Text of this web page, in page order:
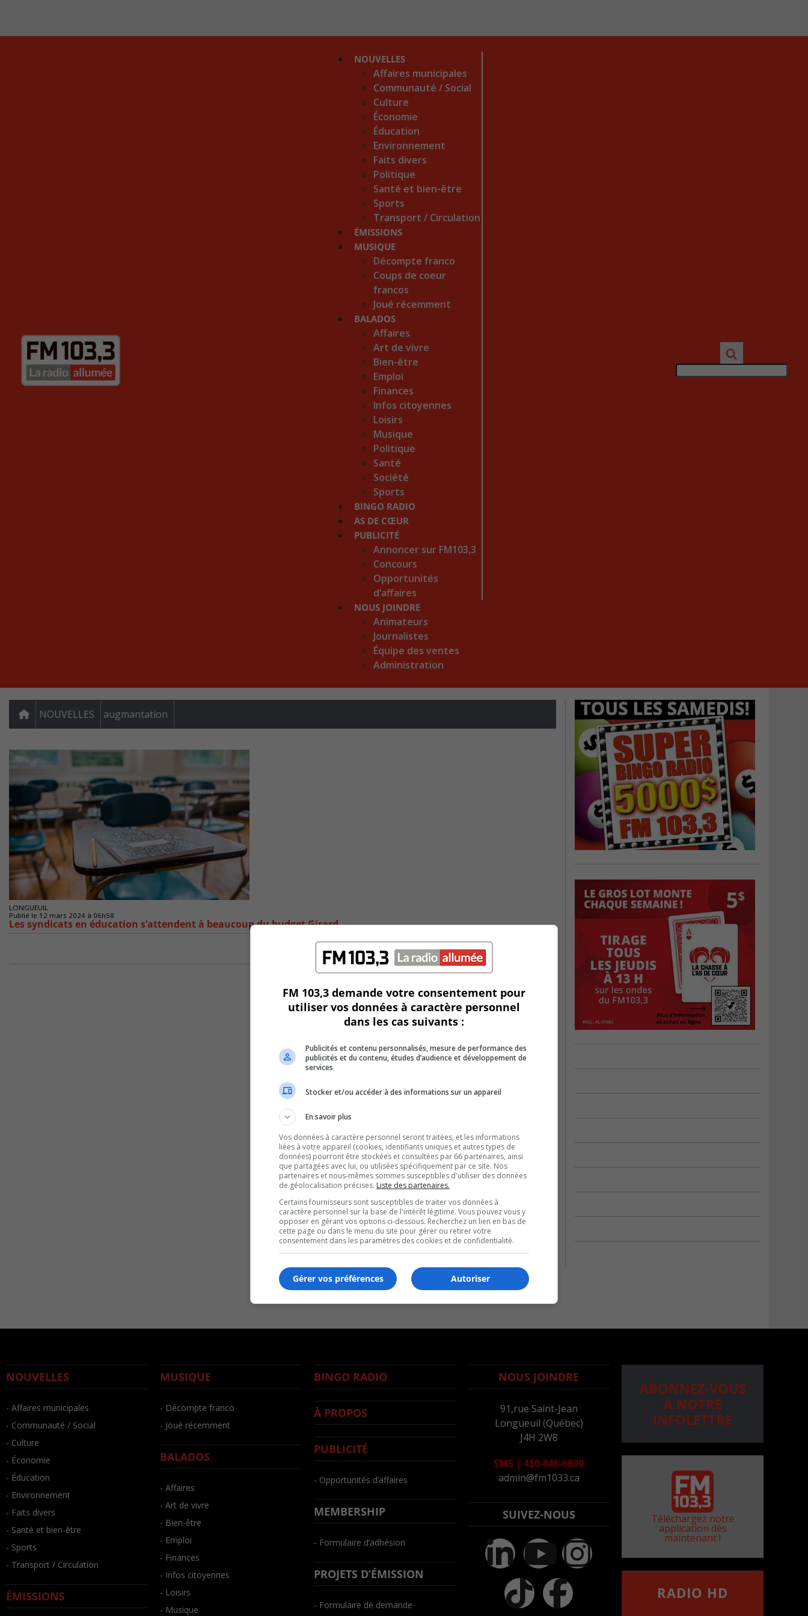
NOUVELLES
Affaires municipales
Communauté / Social
Culture
Économie
Éducation
Environnement
Faits divers
Politique
Santé et bien-être
Sports
Transport / Circulation
ÉMISSIONS
MUSIQUE
Décompte franco
Coups de coeur
francos
Joué récemment
BALADOS
Affaires
Art de vivre
Bien-être
Emploi
Finances
Infos citoyennes
Loisirs
Musique
Politique
Santé
Société
Sports
BINGO RADIO
AS DE CŒUR
PUBLICITÉ
Annoncer sur FM103,3
Concours
Opportunités
d’affaires
NOUS JOINDRE
Animateurs
Journalistes
Équipe des ventes
Administration
NOUVELLES augmantation
LONGUEUIL
Publié le 12 mars 2024 à 06h58
Les syndicats en éducation s’attendent à beaucoup du budget Girard
NOUVELLES
- Affaires municipales
- Communauté / Social
- Culture
- Économie
- Éducation
- Environnement
- Faits divers
- Santé et bien-être
- Sports
- Transport / Circulation
ÉMISSIONS
MUSIQUE
- Décompte franco
- Joué récemment
BALADOS
- Affaires
- Art de vivre
- Bien-être
- Emploi
- Finances
- Infos citoyennes
- Loisirs
- Musique
BINGO RADIO
À PROPOS
PUBLICITÉ
- Opportunités d’affaires
MEMBERSHIP
- Formulaire d’adhésion
PROJETS D’ÉMISSION
- Formulaire de demande
NOUS JOINDRE
91,rue Saint-Jean
Longueuil (Québec)
J4H 2W8
SMS | 450-646-6800
admin@fm1033.ca
SUIVEZ-NOUS
ABONNEZ-VOUS
À NOTRE
INFOLETTRE
Téléchargez notre
application dès
maintenant !
RADIO HD
FM 103,3 demande votre consentement pour
utiliser vos données à caractère personnel
dans les cas suivants :
Publicités et contenu personnalisés, mesure de performance des
publicités et du contenu, études d’audience et développement de
services
Stocker et/ou accéder à des informations sur un appareil
En savoir plus
Vos données à caractère personnel seront traitées, et les informations
liées à votre appareil (cookies, identifiants uniques et autres types de
données) pourront être stockées et consultées par 66 partenaires, ainsi
que partagées avec lui, ou utilisées spécifiquement par ce site. Nos
partenaires et nous-mêmes sommes susceptibles d'utiliser des données
de géolocalisation précises. Liste des partenaires.
Certains fournisseurs sont susceptibles de traiter vos données à
caractère personnel sur la base de l'intérêt légitime. Vous pouvez vous y
opposer en gérant vos options ci-dessous. Recherchez un lien en bas de
cette page ou dans le menu du site pour gérer ou retirer votre
consentement dans les paramètres des cookies et de confidentialité.
Autoriser
Gérer vos préférences